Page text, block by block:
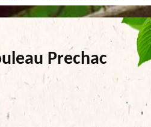
Prechac